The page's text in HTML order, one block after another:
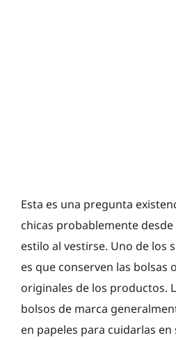
Esta es una pregunta
chicas probablemente
estilo al vestirse. Uno de los
es que conserven las bolsas
originales de los productos.
bolsos de marca
en papeles para cuidarlas